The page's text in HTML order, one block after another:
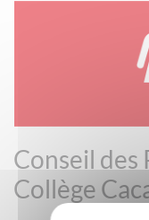
Conseil des
Collège